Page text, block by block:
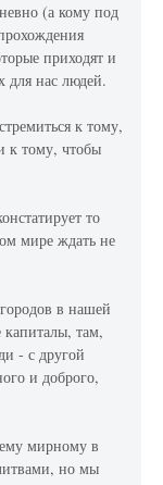
(а кому под
приходят и
для нас людей.
к тому,
к тому, чтобы
то
мире ждать не
в нашей
капиталы, там,
- с другой
и доброго,
мирному в
но мы